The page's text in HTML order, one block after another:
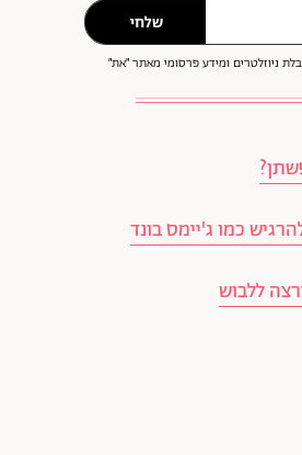
שלחי
ניוזלטרים ומידע פרסומי מאתר ״את״
כמו ג'יימס בונד
ללבוש